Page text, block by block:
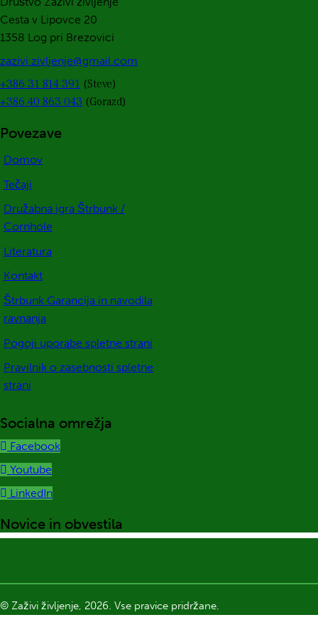
Cesta v Lipovce 20
1358 Log pri Brezovici
zazivi.zivljenje@gmail.com
+386 31 814 391 (Steve)
+386 40 863 043 (Gorazd)
Povezave
Domov
Tečaji
Družabna igra Štrbunk /
Cornhole
Literatura
Kontakt
Štrbunk Garancija in navodila
ravnanja
Pogoji uporabe spletne strani
Pravilnik o zasebnosti spletne
strani
Socialna omrežja
Facebook
Youtube
LinkedIn
Novice in obvestila
© Zaživi življenje, 2026. Vse pravice pridržane.